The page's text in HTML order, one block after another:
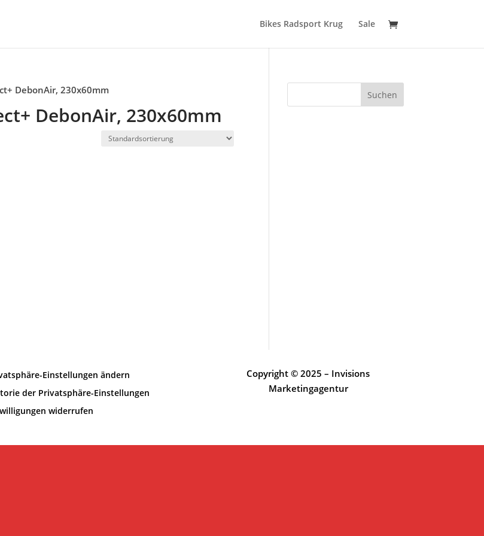
Bikes Radsport Krug Sale
DebonAir, 230x60mm
DebonAir, 230x60mm
Suchen
Einstellungen ändern
der Privatsphäre-Einstellungen
widerrufen
Copyright © 2025 – Invisions
Marketingagentur